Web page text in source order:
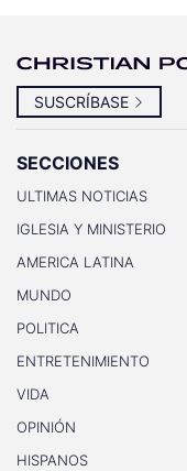
SUSCRÍBASE
SECCIONES
ULTIMAS NOTICIAS
IGLESIA Y MINISTERIO
AMERICA LATINA
MUNDO
POLITICA
ENTRETENIMIENTO
VIDA
OPINIÓN
HISPANOS